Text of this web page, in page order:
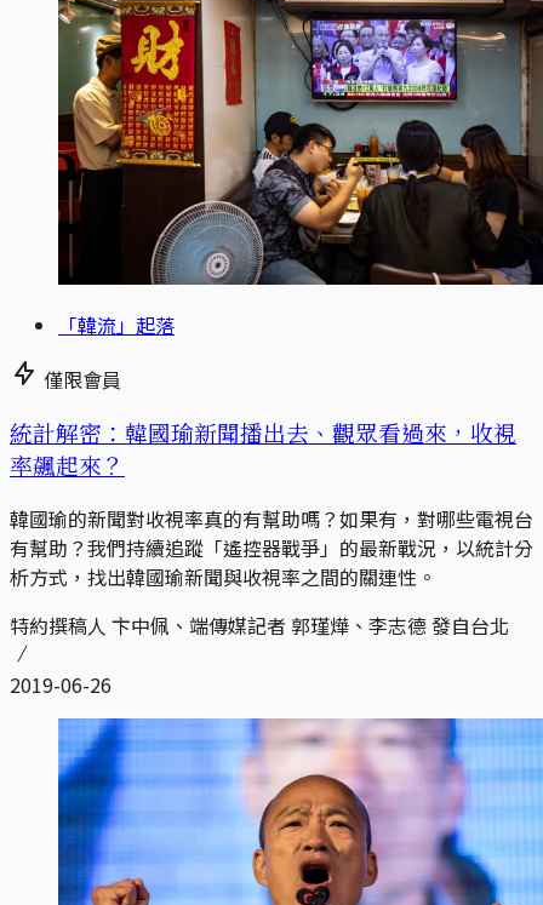
「韓流」起落
僅限會員
統計解密：韓國瑜新聞播出去、觀眾看過來，收視
率飆起來？
韓國瑜的新聞對收視率真的有幫助嗎？如果有，對哪些電視台
有幫助？我們持續追蹤「遙控器戰爭」的最新戰況，以統計分
析方式，找出韓國瑜新聞與收視率之間的關連性。
特約撰稿人 卞中佩、端傳媒記者 郭瑾燁、李志德 發自台北
2019-06-26